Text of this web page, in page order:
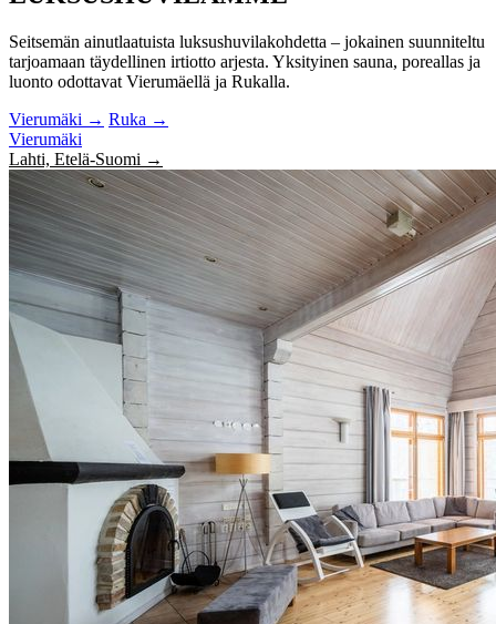
Seitsemän ainutlaatuista luksushuvilakohdetta – jokainen suunniteltu
tarjoamaan täydellinen irtiotto arjesta. Yksityinen sauna, poreallas ja
luonto odottavat Vierumäellä ja Rukalla.
Vierumäki → Ruka →
Vierumäki
Lahti, Etelä-Suomi →